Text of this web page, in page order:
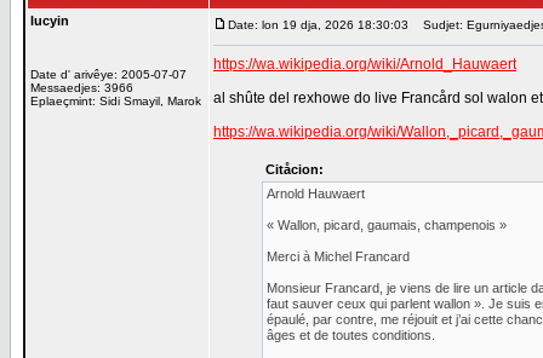
lucyin
Date d' arivêye: 2005-07-07
Messaedjes: 3966
Eplaeçmint: Sidi Smayil, Marok
Date: lon 19 dja, 2026 18:30:03 Sudjet:
https://wa.wikipedia.org/wiki/Arnold_Hauwaert
al shûte del rexhowe do live Francård sol walon
https://wa.wikipedia.org/wiki/
Citåcion:
Arnold Hauwaert
« Wallon, picard, gaumais, champenois »
Merci à Michel Francard
Monsieur Francard, je viens de lire un article
faut sauver ceux qui parlent wallon ». Je suis
épaulé, par contre, me réjouit et j’ai cette
âges et de toutes conditions.